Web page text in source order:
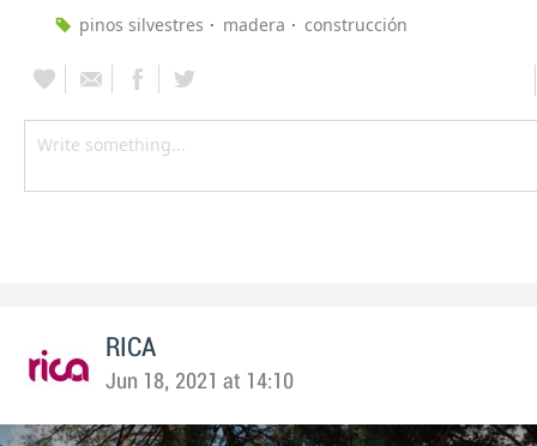
pinos silvestres
madera construcción
RICA
Jun 18, 2021 at 14:10